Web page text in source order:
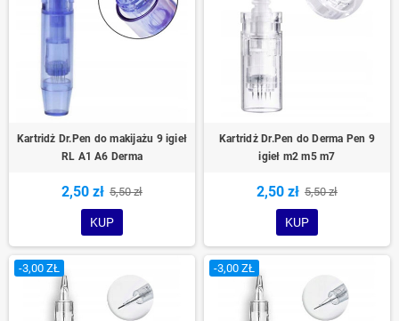
Kartridż Dr.Pen do makijażu 9 igieł
RL A1 A6 Derma
2,50 zł 5,50 zł
KUP
Kartridż Dr.Pen do Derma Pen 9
igieł m2 m5 m7
2,50 zł 5,50 zł
KUP
-3,00 ZŁ -3,00 ZŁ